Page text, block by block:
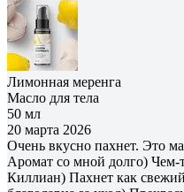
Лимонная меренга
Масло для тела
50 мл
20 марта 2026
Очень вкусно пахнет. Это
Аромат со мной долго)
Киллиан) Пахнет как